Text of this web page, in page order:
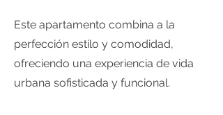
Este apartamento combina a la
perfección estilo y comodidad,
ofreciendo una experiencia de vida
urbana sofisticada y funcional.